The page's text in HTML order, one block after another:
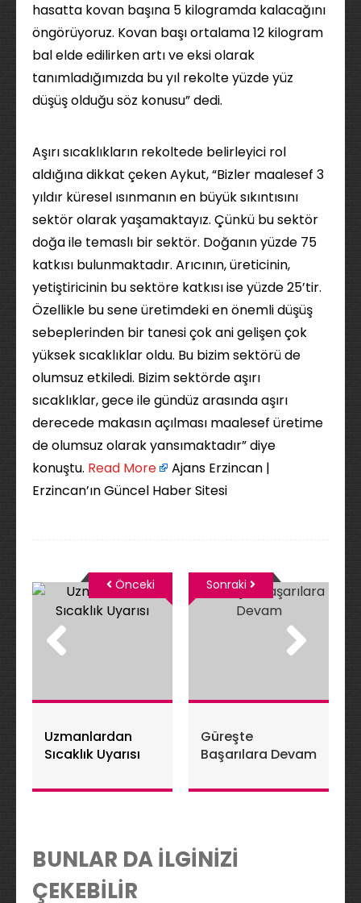
hasatta kovan başına 5 kilogramda kalacağını
öngörüyoruz. Kovan başı ortalama 12 kilogram
bal elde edilirken artı ve eksi olarak
tanımladığımızda bu yıl rekolte yüzde yüz
düşüş olduğu söz konusu” dedi.
Aşırı sıcaklıkların rekoltede belirleyici rol
aldığına dikkat çeken Aykut, “Bizler maalesef 3
yıldır küresel ısınmanın en büyük sıkıntısını
sektör olarak yaşamaktayız. Çünkü bu sektör
doğa ile temaslı bir sektör. Doğanın yüzde 75
katkısı bulunmaktadır. Arıcının, üreticinin,
yetiştiricinin bu sektöre katkısı ise yüzde 25’tir.
Özellikle bu sene üretimdeki en önemli düşüş
sebeplerinden bir tanesi çok ani gelişen çok
yüksek sıcaklıklar oldu. Bu bizim sektörü de
olumsuz etkiledi. Bizim sektörde aşırı
sıcaklıklar, gece ile gündüz arasında aşırı
derecede makasın açılması maalesef üretime
de olumsuz olarak yansımaktadır” diye
konuştu. ​ Read More
Ajans Erzincan |
Erzincan’ın Güncel Haber Sitesi
Uzmanlardan
Sıcaklık Uyarısı
Önceki
Güreşte
Başarılara Devam
Sonraki
BUNLAR DA İLGİNİZİ
ÇEKEBİLİR